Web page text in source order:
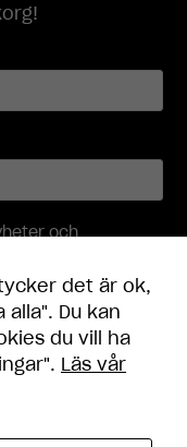
och
med
det är ok,
Du kan
du vill ha
Läs vår
De
att vi ska